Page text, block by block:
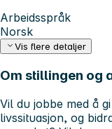
Arbeidsspråk
Norsk
Vis flere detaljer
Om stillingen og
Vil du jobbe med å
livssituasjon, og